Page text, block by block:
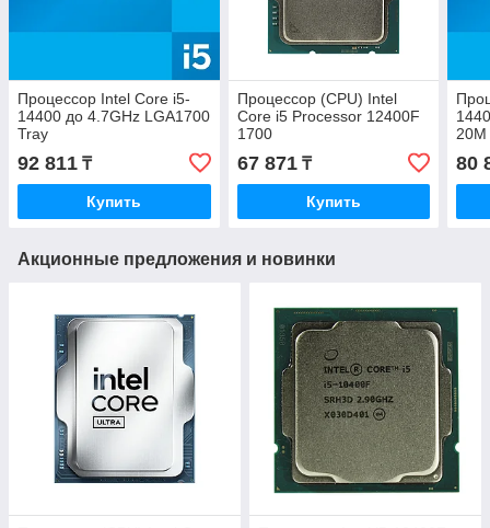
Процессор Intel Core i5-
14400 до 4.7GHz LGA1700
Tray
(CM8071504821112SRN46)
92 811 ₸
Купить
Процессор (CPU) Intel
Core i5 Processor 12400F
1700
67 871₸
Купить
20M
80
Акционные предложения и новинки